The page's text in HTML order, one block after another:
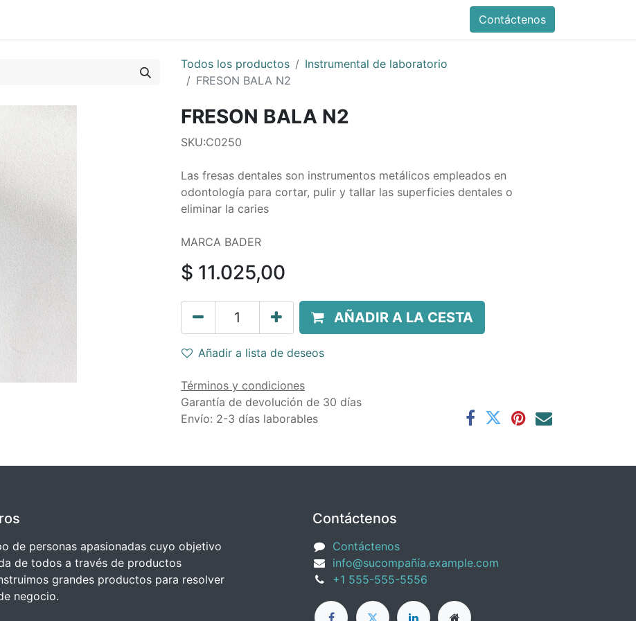
Contáctenos
Todos los productos
Instrumental de laboratorio
FRESON BALA N2
FRESON BALA N2
SKU:C0250
Las fresas dentales son instrumentos metálicos empleados en
odontología para cortar, pulir y tallar las superficies dentales o
eliminar la caries
MARCA BADER
$ 11.025,00
AÑADIR A LA CESTA
Añadir a lista de deseos
Términos y condiciones
Garantía de devolución de 30 días
Envío: 2-3 días laborables
de personas apasionadas cuyo objetivo
de todos a través de productos
grandes productos para resolver
negocio.
Contáctenos
Contáctenos
info@sucompañía.example.com
+1 555-555-5556